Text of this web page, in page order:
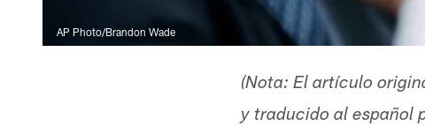
AP Photo/Brandon Wade
(Nota: El artículo
y traducido al español